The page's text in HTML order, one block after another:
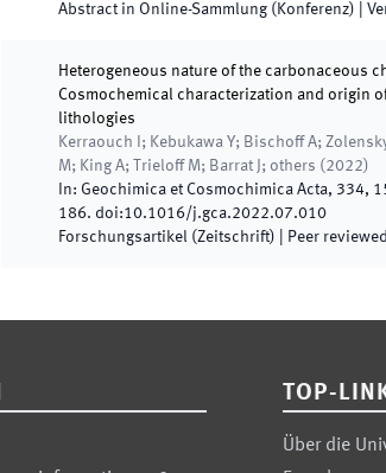
Abstract in Online-Sammlung (Konferenz)
Heterogeneous nature of the carbonaceous
Cosmochemical characterization and origin
lithologies
Kerraouch I; Kebukawa Y; Bischoff A;
M; King A; Trieloff M; Barrat J; others ( 2022)
In: Geochimica et Cosmochimica Acta, 334,
186. doi:10.1016/j.gca.2022.07.010
Forschungsartikel (Zeitschrift) | Peer reviewed
TOP-
Über die